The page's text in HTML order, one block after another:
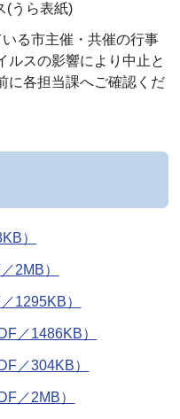
(うら表紙)
る市主催・共催の行事
ルスの影響により中止と
に各担当課へご確認くだ
）
2MB）
1295KB）
／1486KB）
／304KB）
／2MB）